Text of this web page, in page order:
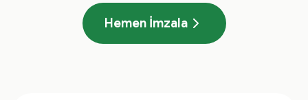
Hemen İmzala